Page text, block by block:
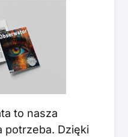
to nasza
potrzeba. Dzięki